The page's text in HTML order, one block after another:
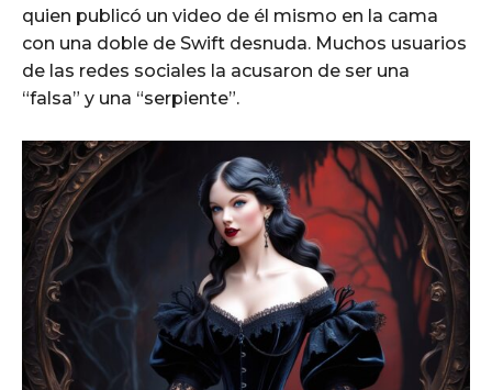
quien publicó un video de él mismo en la cama
con una doble de Swift desnuda. Muchos usuarios
de las redes sociales la acusaron de ser una
“falsa” y una “serpiente”.